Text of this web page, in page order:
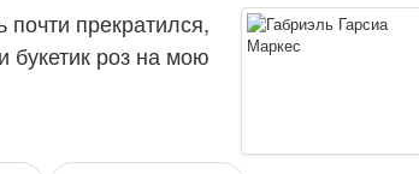
прекратился,
букетик роз на мою